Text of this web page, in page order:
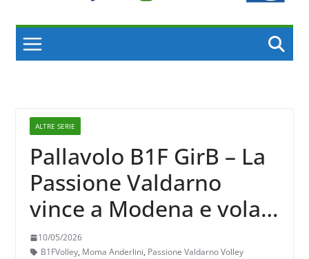
ALTRE SERIE
Pallavolo B1F GirB – La
Passione Valdarno
vince a Modena e vola
in A3.
10/05/2026
B1FVolley, Moma Anderlini, Passione Valdarno Volley